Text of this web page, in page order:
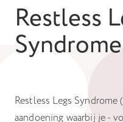
Restless
Restless Legs
aandoening waarbij je -
Cookies van derden
Hiermee kunnen we
YouTube, Vimeo of
kan bepaalde
Hiermee kunnen we de
monitoren en verbeteren,